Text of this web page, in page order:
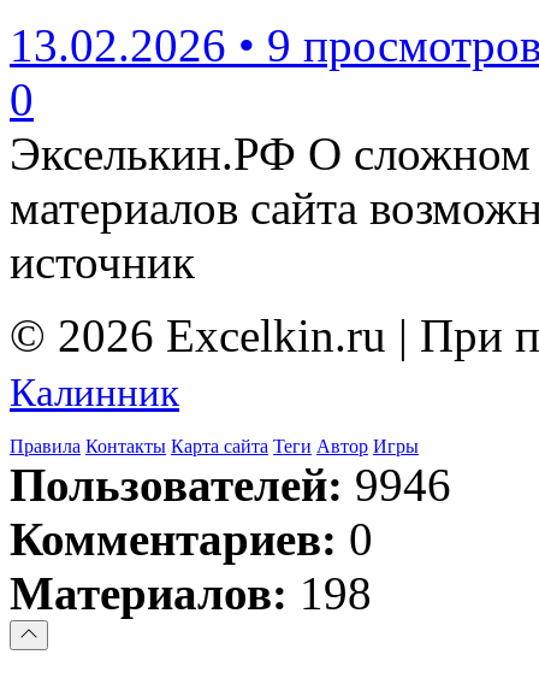
13.02.2026 • 9
0
Экселькин.РФ О сложном
материалов сайта
источник
© 2026 Excelkin.ru | При
Калинник
Правила Контакты Карта сайта Теги Автор Игры
Пользователей: 9946
Комментариев: 0
Материалов: 198